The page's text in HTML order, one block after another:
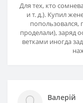
Для тех, кто
и т. д.). Купил
попользовался,
проделали), заряд
ветками иногда
Валерій